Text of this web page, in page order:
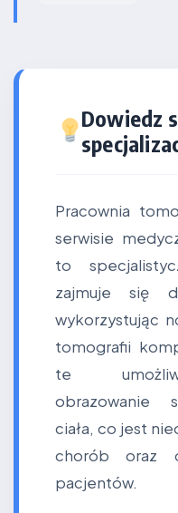
Dowiedz
Pracownia
serwisie
to
zajmuje się
wykorzystując
tomografii
te
obrazowanie
ciała, co jest
chorób oraz
pacjentów.